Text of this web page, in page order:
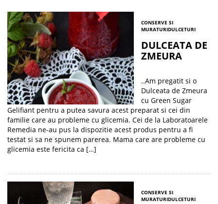
CONSERVE SI
MURATURIDULCETURI
DULCEATA DE
ZMEURA
..Am pregatit si o
Dulceata de Zmeura
cu Green Sugar
Gelifiant pentru a putea savura acest preparat si cei din
familie care au probleme cu glicemia. Cei de la Laboratoarele
Remedia ne-au pus la dispozitie acest produs pentru a fi
testat si sa ne spunem parerea. Mama care are probleme cu
glicemia este fericita ca […]
CONSERVE SI
MURATURIDULCETURI